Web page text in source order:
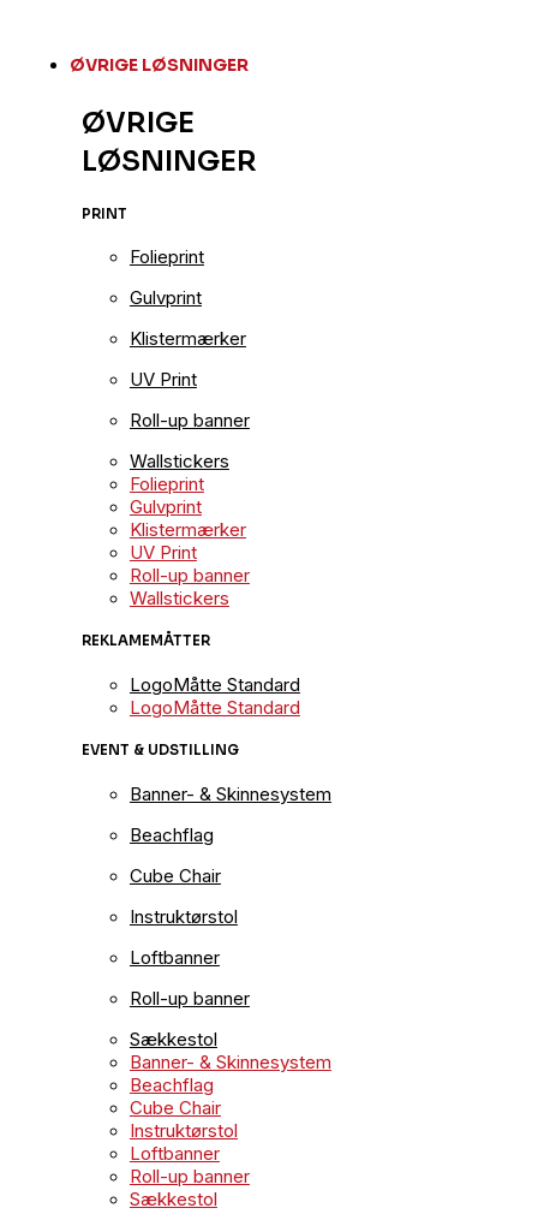
ØVRIGE LØSNINGER
ØVRIGE
LØSNINGER
PRINT
Folieprint
Gulvprint
Klistermærker
UV Print
Roll-up banner
Wallstickers
Folieprint
Gulvprint
Klistermærker
UV Print
Roll-up banner
Wallstickers
REKLAMEMÅTTER
LogoMåtte Standard
LogoMåtte Standard
EVENT & UDSTILLING
Banner- & Skinnesystem
Beachflag
Cube Chair
Instruktørstol
Loftbanner
Roll-up banner
Sækkestol
Banner- & Skinnesystem
Beachflag
Cube Chair
Instruktørstol
Loftbanner
Roll-up banner
Sækkestol